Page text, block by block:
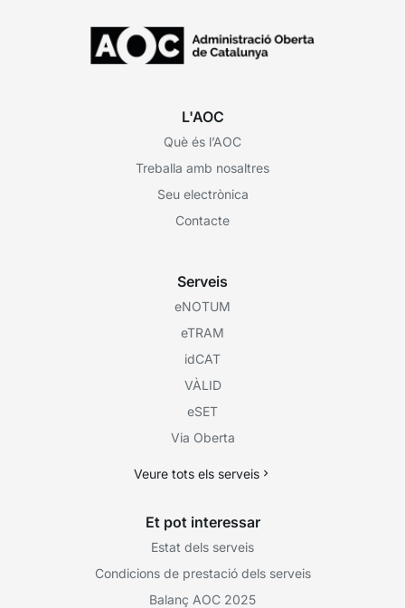
L'AOC
Què és l’AOC
Treballa amb nosaltres
Seu electrònica
Contacte
Serveis
eNOTUM
eTRAM
idCAT
VÀLID
eSET
Via Oberta
Veure tots els serveis
Et pot interessar
Estat dels serveis
Condicions de prestació dels serveis
Balanç AOC 2025